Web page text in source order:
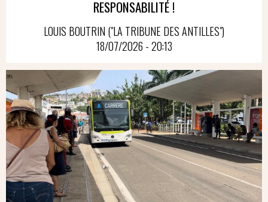
RESPONSABILITÉ !
LOUIS BOUTRIN ("LA TRIBUNE DES ANTILLES")
18/07/2026 - 20:13